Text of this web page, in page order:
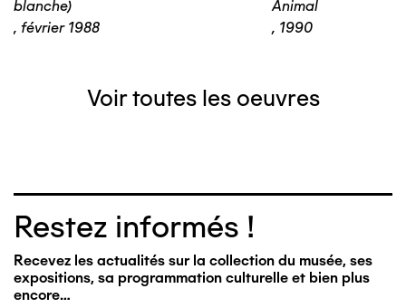
blanche)
, février 1988
Animal
, 1990
Voir toutes les oeuvres
Restez informés !
Recevez les actualités sur la collection du musée, ses
expositions, sa programmation culturelle et bien plus
encore…